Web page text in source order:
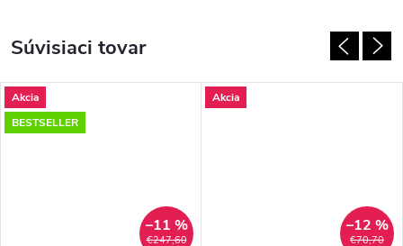
Súvisiaci tovar
Akcia
BESTSELLER
€247,60
–11 %
Akcia
€70,70
–12 %